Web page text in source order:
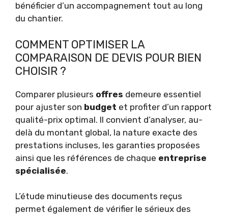
bénéficier d’un accompagnement tout au long
du chantier.
COMMENT OPTIMISER LA
COMPARAISON DE DEVIS POUR BIEN
CHOISIR ?
Comparer plusieurs offres demeure essentiel
pour ajuster son budget et profiter d’un rapport
qualité-prix optimal. Il convient d’analyser, au-
delà du montant global, la nature exacte des
prestations incluses, les garanties proposées
ainsi que les références de chaque entreprise
spécialisée.
L’étude minutieuse des documents reçus
permet également de vérifier le sérieux des